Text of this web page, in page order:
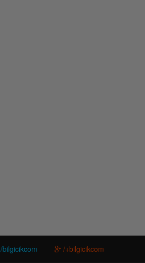
/bilgicikcom /+bilgicikcom